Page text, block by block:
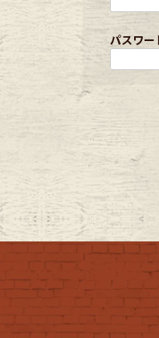
年代から探す
Tops
Bottoms
Tops
パスワー